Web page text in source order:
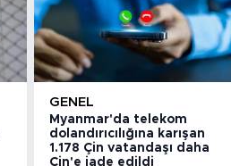
GENEL
Myanmar'da telekom
dolandırıcılığına karışan
1.178 Çin vatandaşı daha
Çin'e iade edildi